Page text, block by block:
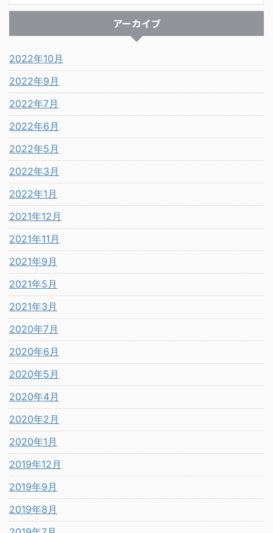
アーカイブ
2022年10月
2022年9月
2022年7月
2022年6月
2022年5月
2022年3月
2022年1月
2021年12月
2021年11月
2021年9月
2021年5月
2021年3月
2020年7月
2020年6月
2020年5月
2020年4月
2020年2月
2020年1月
2019年12月
2019年9月
2019年8月